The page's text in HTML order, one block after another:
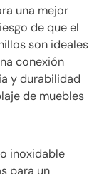
una mejor
de que el
son ideales
conexión
y durabilidad
de muebles
inoxidable
para un